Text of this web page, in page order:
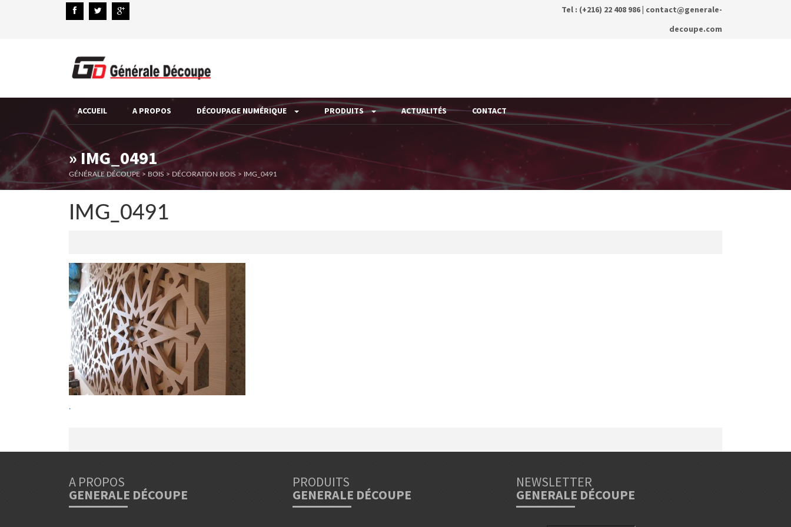
Tel : (+216) 22 408 986 | contact@generale-
decoupe.com
ACCUEIL A PROPOS DÉCOUPAGE NUMÉRIQUE PRODUITS ACTUALITÉS CONTACT
» IMG_0491
GÉNÉRALE DÉCOUPE > BOIS > DÉCORATION BOIS > IMG_0491
IMG_0491
.
A PROPOS
GENERALE DÉCOUPE
PRODUITS
GENERALE DÉCOUPE
NEWSLETTER
GENERALE DÉCOUPE